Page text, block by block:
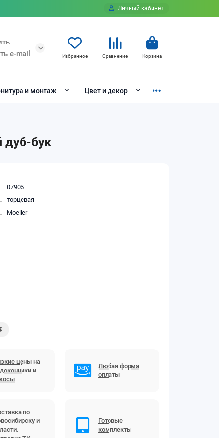
Личный кабинет
e-mail
Избранное Сравнение Корзина
и монтаж Цвет и декор
дуб-бук
07905
торцевая
Moeller
цены на
и
Любая форма
оплаты
по
и
Готовые
комплекты